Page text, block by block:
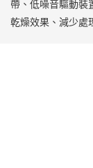
帶、低噪音驅動裝
乾燥效果、減少處